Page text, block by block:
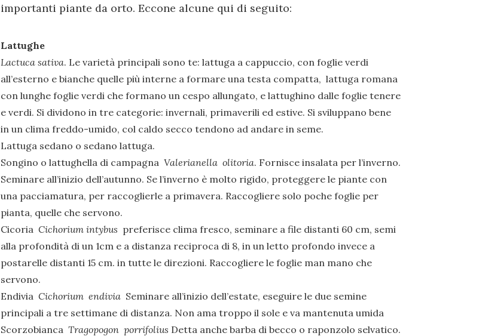
importanti piante da orto. Eccone alcune qui di seguito:
Lattughe
Lactuca sativa. Le varietà principali sono te: lattuga a cappuccio, con foglie verdi
all’esterno e bianche quelle più interne a formare una testa compatta, lattuga romana
con lunghe foglie verdi che formano un cespo allungato, e lattughino dalle foglie tenere
e verdi. Si dividono in tre categorie: invernali, primaverili ed estive. Si sviluppano bene
in un clima freddo-umido, col caldo secco tendono ad andare in seme.
Lattuga sedano o sedano lattuga.
Songino o lattughella di campagna Valerianella olitoria. Fornisce insalata per l’inverno.
Seminare all’inizio dell’autunno. Se l’inverno è molto rigido, proteggere le piante con
una pacciamatura, per raccoglierle a primavera. Raccogliere solo poche foglie per
pianta, quelle che servono.
Cicoria Cichorium intybus preferisce clima fresco, seminare a file distanti 60 cm, semi
alla profondità di un 1cm e a distanza reciproca di 8, in un letto profondo invece a
postarelle distanti 15 cm. in tutte le direzioni. Raccogliere le foglie man mano che
servono.
Endivia Cichorium endiviaSeminare all’inizio dell’estate, eseguire le due semine
principali a tre settimane di distanza. Non ama troppo il sole e va mantenuta umida
Scorzobianca Tragopogon porrifolius Detta anche barba di becco o raponzolo selvatico.